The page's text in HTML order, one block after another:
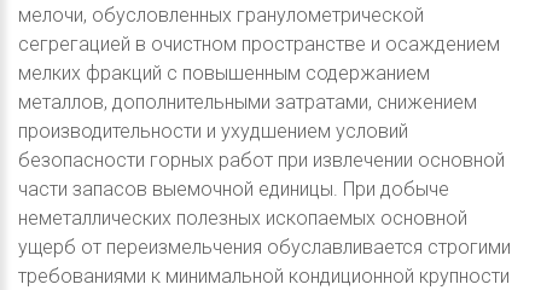
мелочи, обусловленных гранулометрической
сегрегацией в очистном пространстве и осаждением
мелких фракций с повышенным содержанием
металлов, дополнительными затратами, снижением
производительности и ухудшением условий
безопасности горных работ при извлечении основной
части запасов выемочной единицы. При добыче
неметаллических полезных ископаемых основной
ущерб от переизмельчения обуславливается строгими
требованиями к минимальной кондиционной крупности